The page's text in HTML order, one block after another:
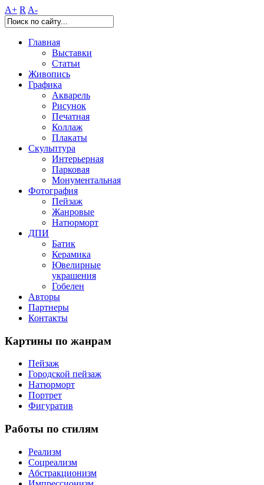
A+ R A-
Главная
Выставки
Статьи
Живопись
Графика
Акварель
Рисунок
Печатная
Коллаж
Плакаты
Скульптура
Интерьерная
Парковая
Монументальная
Фотография
Пейзаж
Жанровые
Натюрморт
ДПИ
Батик
Керамика
Ювелирные
украшения
Гобелен
Авторы
Партнеры
Контакты
Картины по жанрам
Пейзаж
Городской пейзаж
Натюрморт
Портрет
Фигуратив
Работы по стилям
Реализм
Соцреализм
Абстракционизм